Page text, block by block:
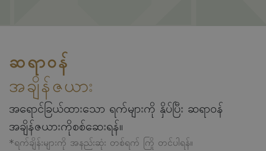
ဆရာဝန်
အချိန်ဇယား
အရောင်ခြယ်ထားသော ရက်များကို နှိပ်ပြီး ဆရာဝန်
အချိန်ဇယားကိုစစ်ဆေးရန်။
*ရက်ချိန်းများကို အနည်းဆုံး တစ်ရက် ကြို တင်ပါရန်။